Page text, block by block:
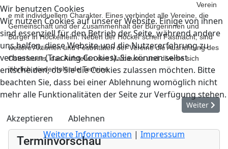
Verein
e mit individuellem Charakter. Eines verbindet alle Vereine, die
Gemeinschaft und der Zusammenhalt der Bürgerinnen und
Bürger in Höckelheim. Neben der Höckel´schen Fastnacht, sind
weitere Aktionen und Festivitäten der Vereine die Ausrichtung des
Osterfeuers, das Aufstellen des Maibaums und diverse sich
jährlich wiederholende Termine.
Nächster
Weiter
Terminvorschau
Wir benutzen Cookies
Wir nutzen Cookies auf unserer Website. Einige von ihnen
sind essenziell für den Betrieb der Seite, während andere
uns helfen, diese Website und die Nutzererfahrung zu
verbessern (Tracking Cookies). Sie können selbst
entscheiden, ob Sie die Cookies zulassen möchten. Bitte
beachten Sie, dass bei einer Ablehnung womöglich nicht
mehr alle Funktionalitäten der Seite zur Verfügung stehen.
Akzeptieren
Ablehnen
Weitere Informationen | Impressum